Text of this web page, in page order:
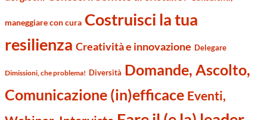
maneggiare con cura Costruisci la tua
resilienza Creatività e innovazione Delegare
Dimissioni, che problema! Diversità Domande, Ascolto,
Comunicazione (in)efficace Eventi,